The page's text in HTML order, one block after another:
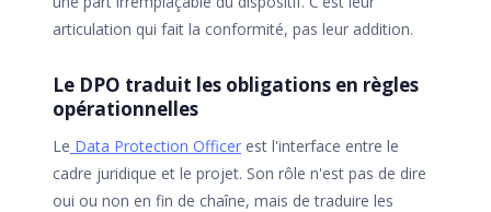
articulation qui fait la conformité, pas leur addition.
Le DPO traduit les obligations en règles
opérationnelles
Le Data Protection Officer est l'interface entre le
cadre juridique et le projet. Son rôle n'est pas de dire
oui ou non en fin de chaîne, mais de traduire les